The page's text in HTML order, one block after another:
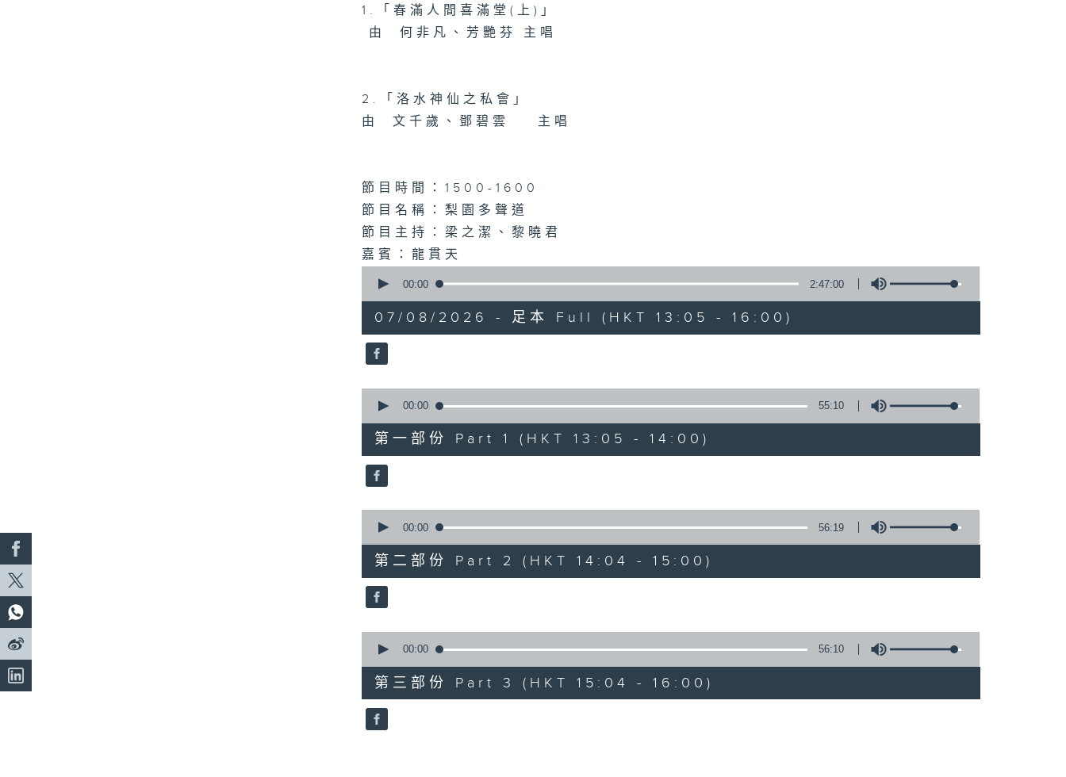
1.「春滿人間喜滿堂(上)」
由 何非凡、芳艷芬 主唱
2.「洛水神仙之私會」
由 文千歲、鄧碧雲 主唱
節目時間：1500-1600
節目名稱：梨園多聲道
節目主持：梁之潔、黎曉君
嘉賓：龍貫天
seconds
hours,
47
minutes,
0
90%
00:00 2:47:00
07/08/2026 - 足本 Full (HKT 13:05 - 16:00)
seconds
55
minutes,
10
seconds
90%
00:00 55:10
第一部份 Part 1 (HKT 13:05 - 14:00)
seconds
56
minutes,
19
seconds
90%
00:00 56:19
第二部份 Part 2 (HKT 14:04 - 15:00)
seconds
56
minutes,
10
seconds
90%
00:00 56:10
第三部份 Part 3 (HKT 15:04 - 16:00)